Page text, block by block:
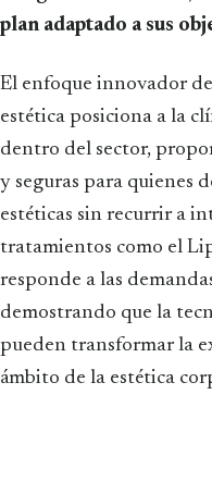
plan adaptado a sus
El enfoque innovador
estética posiciona a la
dentro del sector,
y seguras para quienes
estéticas sin recurrir a
tratamientos como el
responde a las
demostrando que la
pueden transformar la
ámbito de la estética